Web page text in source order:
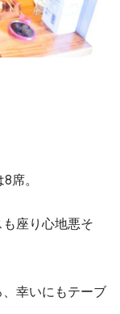
席。
座り心地悪そ
幸いにもテーブ